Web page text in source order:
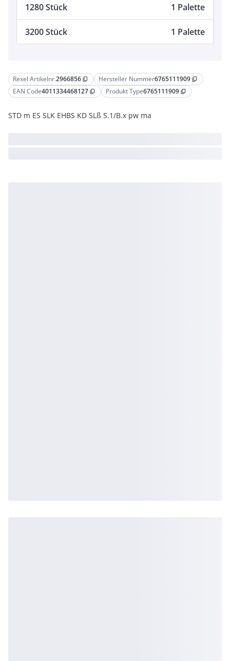
Rexel Artikelnr.2966856 content_copy Hersteller Nummer6765111909 content_copy
EAN Code4011334468127 content_copy Produkt Type6765111909 content_copy
STD m ES SLK EHBS KD SLß S.1/B.x pw ma
1280 Stück 1 Palette
3200 Stück 1 Palette